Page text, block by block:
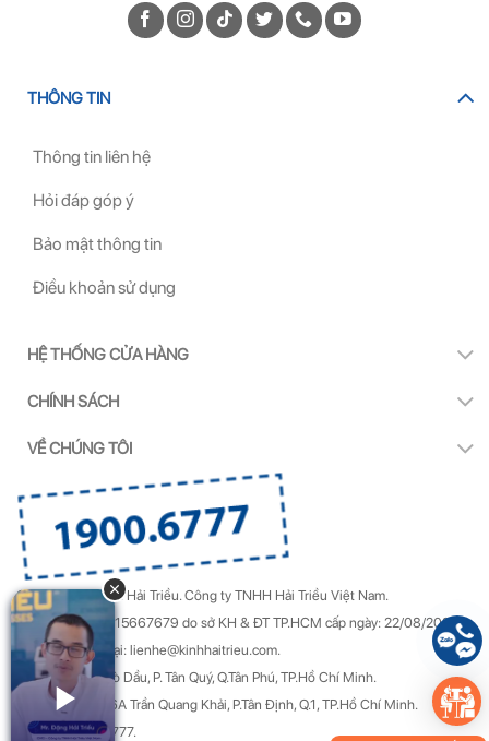
THÔNG TIN
Thông tin liên hệ
Hỏi đáp góp ý
Bảo mật thông tin
Điều khoản sử dụng
HỆ THỐNG CỬA HÀNG
CHÍNH SÁCH
VỀ CHÚNG TÔI
Copyright by Kính Hải Triều. Công ty TNHH Hải Triều Việt Nam.
GPDKKD Số: 0315667679 do sở KH & ĐT TP.HCM cấp ngày: 22/08/2022.
Góp ý & Khiếu nại: lienhe@kinhhaitrieu.com.
Địa chỉ: 50/22 Gò Dầu, P. Tân Quý, Q.Tân Phú, TP.Hồ Chí Minh.
Trụ sở chính: 156A Trần Quang Khải, P.Tân Định, Q.1, TP.Hồ Chí Minh.
Hotline: 1900 6777.